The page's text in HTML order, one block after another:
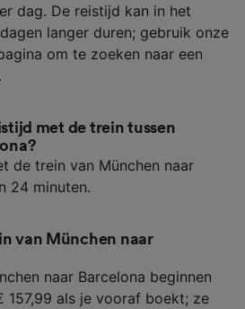
dag. De reistijd kan in het
langer duren; gebruik onze
om te zoeken naar een
met de trein tussen
de trein van München naar
24 minuten.
van München naar
naar Barcelona beginnen
157,99 als je vooraf boekt; ze